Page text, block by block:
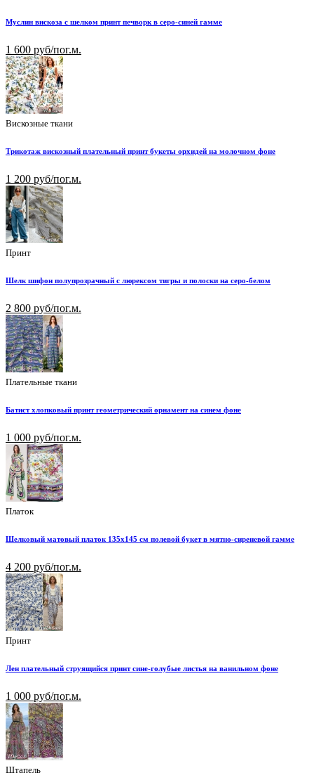
Муслин вискоза с шелком принт печворк в серо-синей гамме
1 600 руб/пог.м.
Вискозные ткани
Трикотаж вискозный плательный принт букеты орхидей на молочном фоне
1 200 руб/пог.м.
Принт
Шелк шифон полупрозрачный с люрексом тигры и полоски на серо-белом
2 800 руб/пог.м.
Плательные ткани
Батист хлопковый принт геометрический орнамент на синем фоне
1 000 руб/пог.м.
Платок
Шелковый матовый платок 135х145 см полевой букет в мятно-сиреневой гамме
4 200 руб/пог.м.
Принт
Лен плательный струящийся принт сине-голубые листья на ванильном фоне
1 000 руб/пог.м.
Штапель